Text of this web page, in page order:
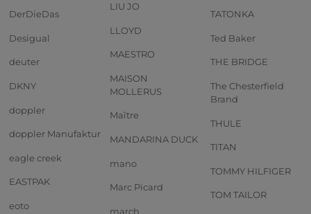
DerDieDas
Desigual
deuter
DKNY
doppler
doppler Manufaktur
eagle creek
EASTPAK
eoto
LIU JO
LLOYD
MAESTRO
MAISON
MOLLERUS
Maître
MANDARINA DUCK
mano
Marc Picard
march
TATONKA
Ted Baker
THE BRIDGE
The Chesterfield
Brand
THULE
TITAN
TOMMY HILFIGER
TOM TAILOR